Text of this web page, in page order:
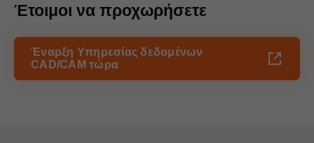
Έτοιμοι να προχωρήσετε
Έναρξη Υπηρεσίας δεδομένων
CAD/CAM τώρα